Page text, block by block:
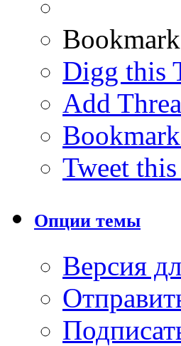
Digg this
Add
Tweet
Опции темы
Версия